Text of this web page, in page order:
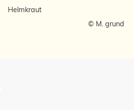
Helmkraut
© M. grund